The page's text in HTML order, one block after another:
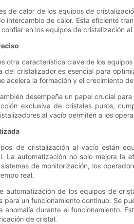
de calor de los equipos de
intercambio de calor. Esta eficiente
en los equipos de cristalización
otra característica clave de los
del cristalizador es esencial para
acelera la formación y el crecimiento
desempeña un papel crucial
exclusiva de cristales puros,
al vacío permiten a los
de cristalización al vacío están
La automatización no solo mejora la
de monitorización, los
real.
automatización de los equipos de
para un funcionamiento continuo. Se
anomalía durante el funcionamiento.
de cristal.